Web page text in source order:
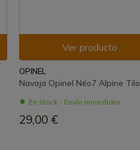
Ver producto
OPINEL
Navaja Opinel Néo7 Alpine Tilo
En stock - Envío inmediato
29,00 €